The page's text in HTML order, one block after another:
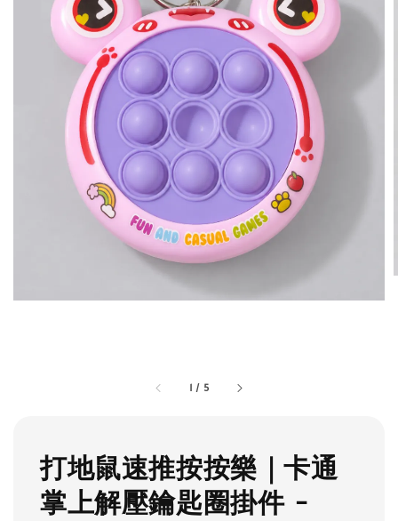
1 / 5
打地鼠速推按按樂｜卡通
掌上解壓鑰匙圈掛件 -